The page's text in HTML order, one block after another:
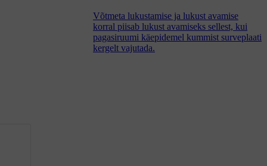
Võtmeta lukustamise ja lukust avamise
korral piisab lukust avamiseks sellest, kui
pagasiruumi käepidemel kummist surveplaati
kergelt vajutada.